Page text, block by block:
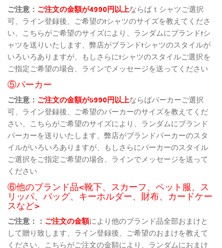
ご注意： ご注文の金額が4990円以上ならばｔシャツご選択
可、ライン登録後、ご希望のtシャツのサイズを教えてくださ
い、こちらがご希望のサイズにより、ランダムにブランドtシ
ャツを送りいたします、弊店がブランドtシャツのスタイルが
いろいろありますが、もしさらにtシャツのスタイルご選択を
ご指定ご希望の場合、ラインでメッセージを送ってください
⑤パーカー
ご注意： ご注文の金額が5990円以上ならばパーカーご選択
可、ライン登録後、ご希望のパーカーのサイズを教えてくだ
さい、こちらがご希望のサイズにより、ランダムにブランド
パーカーを送りいたします、弊店がブランドパーカーのスタ
イルがいろいろありますが、もしさらにパーカーのスタイル
ご選択をご指定ご希望の場合、ラインでメッセージを送って
ください
⑥他のブランド品<靴下、スカーフ、ペット服、ス
リッパ、バッグ、キーホルダー、財布、カードケー
スなど>
ご注意：： ご注文の金額により他のブランド品全部おまけと
して贈り致します、ライン登録後、ご希望のおまけを教えて
ください、こちらがご注文の金額により、ランダムにおまけ